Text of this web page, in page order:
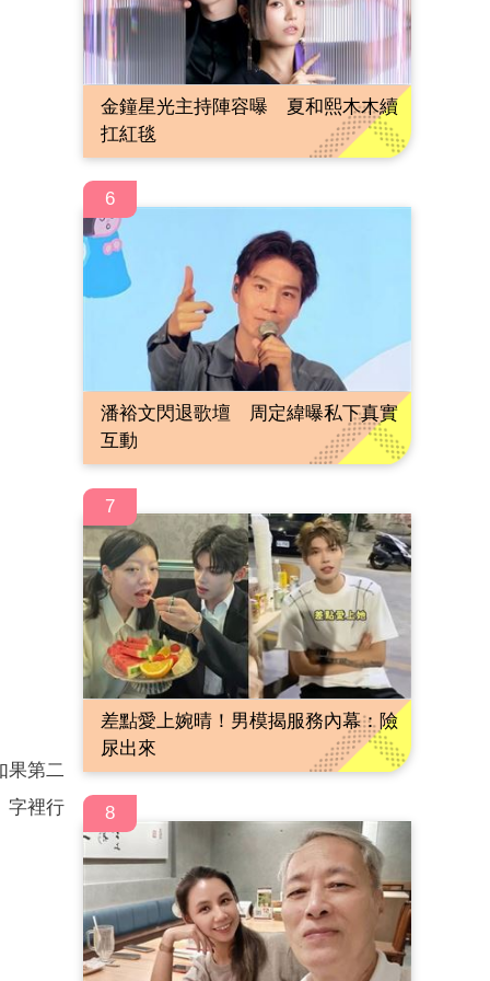
果第二
字裡行
金鐘星光主持陣容曝 夏和熙木木續
扛紅毯
6
潘裕文閃退歌壇 周定緯曝私下真實
互動
7
差點愛上婉晴！男模揭服務內幕：險
尿出來
8